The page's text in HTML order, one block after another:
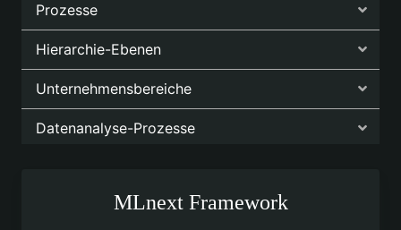
Prozesse
Hierarchie-Ebenen
Unternehmensbereiche
Datenanalyse-Prozesse
MLnext Framework